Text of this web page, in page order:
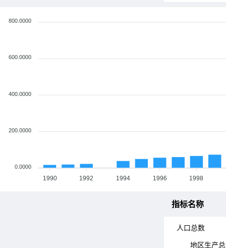
1990 1992 1994 1996 1998
800.0000
600.0000
400.0000
200.0000
0.0000
指标名称
人口总数
地区生产